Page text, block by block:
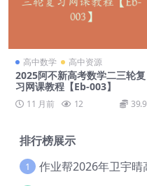
高中数学 高中资源
2025阿不新高考数学二三轮复
习网课教程【Eb-003】
11 月前 12 39.9
排行榜展示
1